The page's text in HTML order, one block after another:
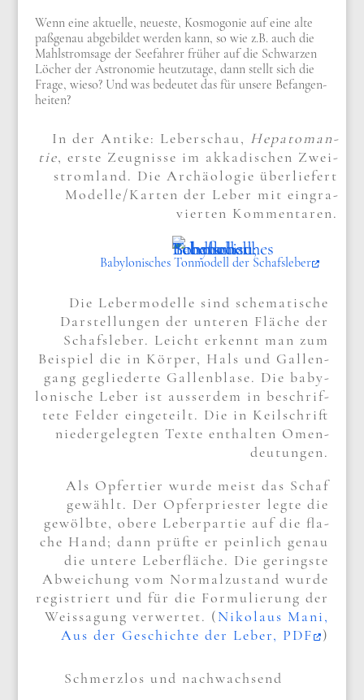
Wenn eine aktu­el­le, neue­ste, Kosmo­go­nie auf eine alte
paß­ge­nau abge­bil­det wer­den kann, so wie z.B. auch die
Mahl­strom­sa­ge der See­fah­rer frü­her auf die Schwar­zen
Löcher der Astro­no­mie heut­zu­ta­ge, dann stellt sich die
Fra­ge, wie­so? Und was bedeu­tet das für unse­re Befan­gen­
hei­ten?
In der Anti­ke: Leber­schau, Hepatom­an­
tie, erste Zeug­nis­se im akka­di­schen Zwei­
strom­land. Die Archäo­lo­gie über­lie­fert
Modelle/​Karten der Leber mit ein­gra­
vier­ten Kom­men­ta­ren.
Baby­lo­ni­sches Ton­mo­dell der Schafs­le­ber
Die Leber­mo­del­le sind sche­ma­ti­sche
Dar­stel­lun­gen der unte­ren Flä­che der
Schafs­le­ber. Leicht erkennt man zum
Bei­spiel die in Kör­per, Hals und Gal­len­
gang geglie­der­te Gal­len­bla­se. Die baby­
lo­ni­sche Leber ist ausser­dem in beschrif­
te­te Fel­der ein­ge­teilt. Die in Keil­schrift
nie­der­ge­leg­ten Tex­te ent­hal­ten Omen­
deu­tun­gen.
Als Opfer­tier wur­de meist das Schaf
gewählt. Der Opfer­prie­ster leg­te die
gewölb­te, obe­re Leber­par­tie auf die fla­
che Hand; dann prüf­te er pein­lich genau
die unte­re Leber­flä­che. Die gering­ste
Abwei­chung vom Nor­mal­zu­stand wur­de
regi­striert und für die For­mu­lie­rung der
Weis­sa­gung ver­wer­tet. (Niko­laus Mani,
Aus der Geschich­te der Leber, PDF
)
Schmerz­los und nach­wach­send